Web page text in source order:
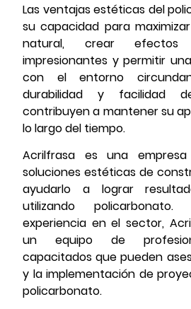
Las ventajas estéticas del
su capacidad para
natural, crear efectos
impresionantes y permitir
con el entorno
durabilidad y facilidad
contribuyen a mantener su
lo largo del tiempo.
Acrilfrasa es una
soluciones estéticas de
ayudarlo a lograr
utilizando
experiencia en el sector,
un equipo de
capacitados que pueden
y la implementación de
policarbonato.